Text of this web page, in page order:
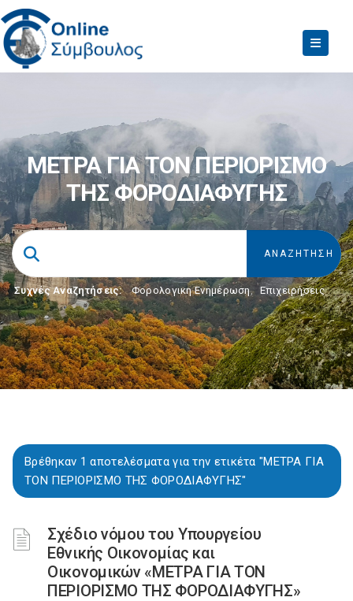
ΜΕΤΡΑ ΓΙΑ ΤΟΝ ΠΕΡΙΟΡΙΣΜΟ
ΤΗΣ ΦΟΡΟΔΙΑΦΥΓΗΣ
Συχνές Αναζητήσεις: Φορολογικη Ενημέρωση, Επιχειρήσεις
Βρέθηκαν 1 αποτελέσματα για την ετικέτα "ΜΕΤΡΑ ΓΙΑ
ΤΟΝ ΠΕΡΙΟΡΙΣΜΟ ΤΗΣ ΦΟΡΟΔΙΑΦΥΓΗΣ"
Σχέδιο νόμου του Υπουργείου
Εθνικής Οικονομίας και
Οικονομικών «ΜΕΤΡΑ ΓΙΑ ΤΟΝ
ΠΕΡΙΟΡΙΣΜΟ ΤΗΣ ΦΟΡΟΔΙΑΦΥΓΗΣ»